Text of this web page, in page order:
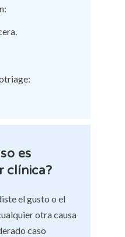
es
clínica?
el gusto o el
otra causa
caso